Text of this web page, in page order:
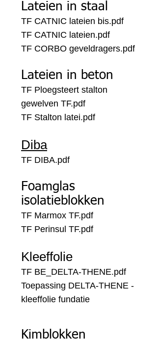
Lateien in staal
TF CATNIC lateien bis.pdf
TF CATNIC lateien.pdf
TF CORBO geveldragers.pdf
Lateien in beton
TF Ploegsteert stalton
gewelven TF.pdf
TF Stalton latei.pdf
Diba
TF DIBA.pdf
Foamglas
isolatieblokken
TF Marmox TF.pdf
TF Perinsul TF.pdf
Kleeffolie
TF BE_DELTA-THENE.pdf
Toepassing DELTA-THENE -
kleeffolie fundatie
Kimblokken